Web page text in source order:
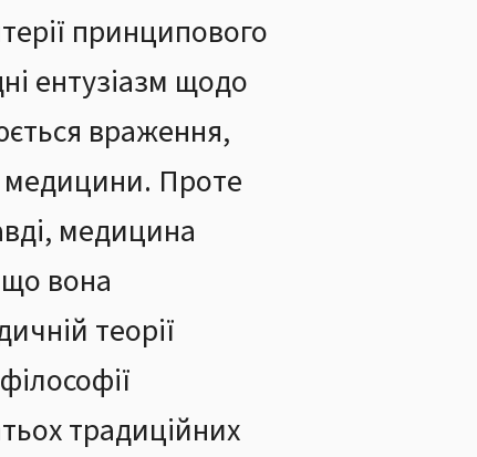
принципового
ентузіазм щодо
враження,
медицини. Проте
медицина
вона
теорії
традиційних